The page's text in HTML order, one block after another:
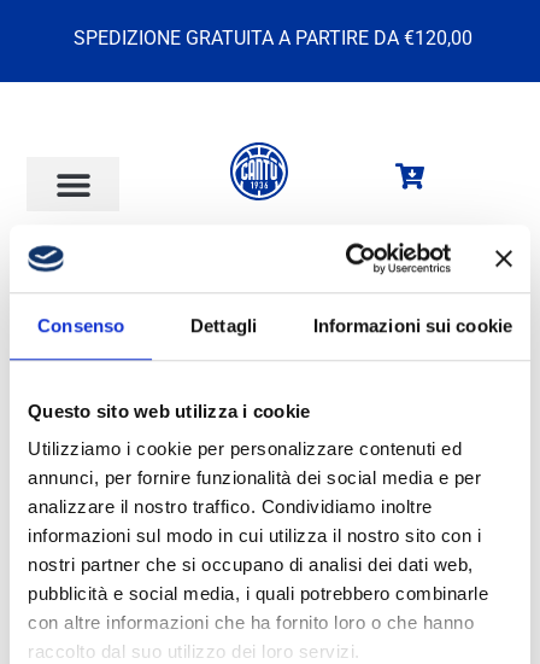
Consenso Dettagli Informazioni sui cookie
Questo sito web utilizza i cookie
Utilizziamo i cookie per personalizzare contenuti ed
annunci, per fornire funzionalità dei social media e per
analizzare il nostro traffico. Condividiamo inoltre
informazioni sul modo in cui utilizza il nostro sito con i
nostri partner che si occupano di analisi dei dati web,
pubblicità e social media, i quali potrebbero combinarle
con altre informazioni che ha fornito loro o che hanno
raccolto dal suo utilizzo dei loro servizi.
SPEDIZIONE GRATUITA A PARTIRE DA €120,00
Accedi
Password
Ricordami
Accedi